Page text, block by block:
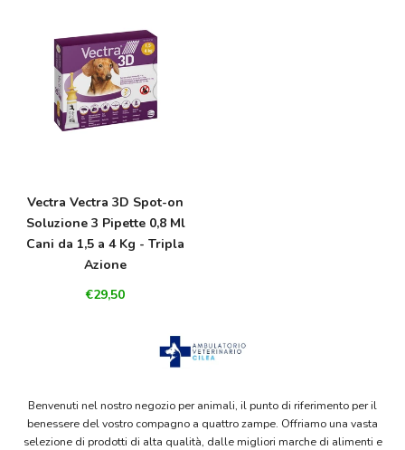
Vectra Vectra 3D Spot-on
Soluzione 3 Pipette 0,8 Ml
Cani da 1,5 a 4 Kg - Tripla
Azione
€29,50
Benvenuti nel nostro negozio per animali, il punto di riferimento per il
benessere del vostro compagno a quattro zampe. Offriamo una vasta
selezione di prodotti di alta qualità, dalle migliori marche di alimenti e